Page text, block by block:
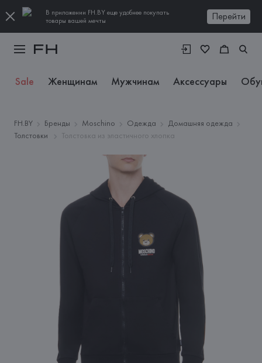
В приложении FH.BY еще удобнее покупать
товары вашей мечты
Перейти
Sale Женщинам Мужчинам Аксессуары
FH.BY Бренды Moschino Одежда
Домашняя одежда
Толстовки
Толстовка из эластичного хлопка